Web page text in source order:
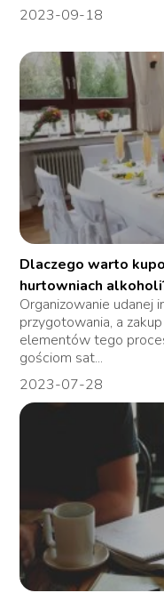
2023-09-18
Dlaczego warto
hurtowniach
Organizowanie udanej
przygotowania, a
elementów tego
gościom sat...
2023-07-28